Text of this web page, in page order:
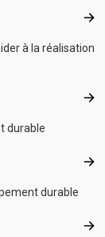
À
à la réalisation
durable
Agir
durable